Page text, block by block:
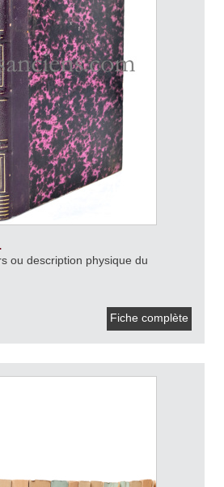
ou description physique du
Fiche complète